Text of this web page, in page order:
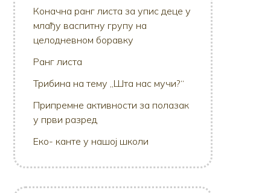
Коначна ранг листа за упис деце у
млађу васпитну групу на
целодневном боравку
Ранг листа
Трибина на тему „Шта нас мучи?“
Припремне активности за полазак
у први разред
Еко- канте у нашој школи